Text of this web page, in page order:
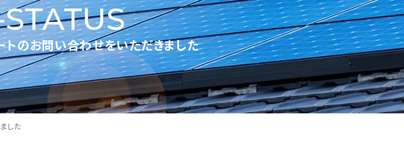
のお問い合わせをいただきました
した